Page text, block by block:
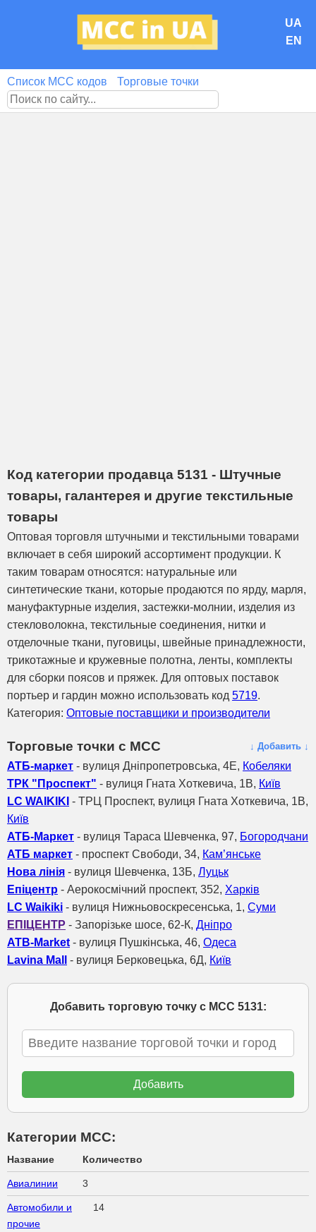
UA
EN
Список MCC кодов Торговые точки
Код категории продавца 5131 - Штучные
товары, галантерея и другие текстильные
товары
Оптовая торговля штучными и текстильными товарами
включает в себя широкий ассортимент продукции. К
таким товарам относятся: натуральные или
синтетические ткани, которые продаются по ярду, марля,
мануфактурные изделия, застежки-молнии, изделия из
стекловолокна, текстильные соединения, нитки и
отделочные ткани, пуговицы, швейные принадлежности,
трикотажные и кружевные полотна, ленты, комплекты
для сборки поясов и пряжек. Для оптовых поставок
портьер и гардин можно использовать код 5719.
Категория: Оптовые поставщики и производители
Торговые точки с МСС ↓ Добавить ↓
АТБ-маркет - вулиця Дніпропетровська, 4Е, Кобеляки
ТРК "Проспект" - вулиця Гната Хоткевича, 1В, Київ
LC WAIKIKI - ТРЦ Проспект, вулиця Гната Хоткевича, 1В,
Київ
АТБ-Маркет - вулиця Тараса Шевченка, 97, Богородчани
АТБ маркет - проспект Свободи, 34, Кам’янське
Нова лінія - вулиця Шевченка, 13Б, Луцьк
Епіцентр - Аерокосмічний проспект, 352, Харків
LC Waikiki - вулиця Нижньовоскресенська, 1, Суми
ЕПІЦЕНТР - Запорізьке шосе, 62-К, Дніпро
ATB-Market - вулиця Пушкінська, 46, Одеса
Lavina Mall
- вулиця Берковецька, 6Д, Київ
Добавить торговую точку с МСС 5131:
Категории МСС:
Название Количество
Авиалинии 3
Автомобили и
прочие
14